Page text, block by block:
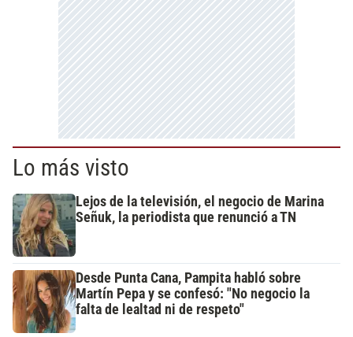
Lo más visto
Lejos de la televisión, el negocio de Marina
Señuk, la periodista que renunció a TN
Desde Punta Cana, Pampita habló sobre
Martín Pepa y se confesó: "No negocio la
falta de lealtad ni de respeto"